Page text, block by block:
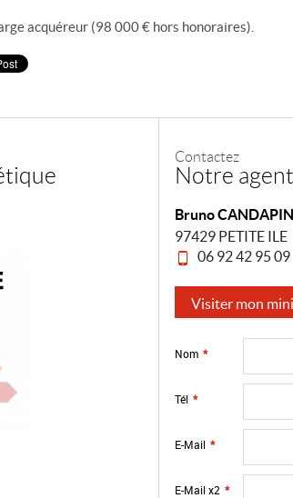
acquéreur (98 000 € hors honoraires).
Contactez
Notre agent
Bruno CANDAPIN
97429 PETITE ILE
06 92 42 95 09
Visiter mon
Nom *
Tél *
E-Mail *
E-Mail x2 *